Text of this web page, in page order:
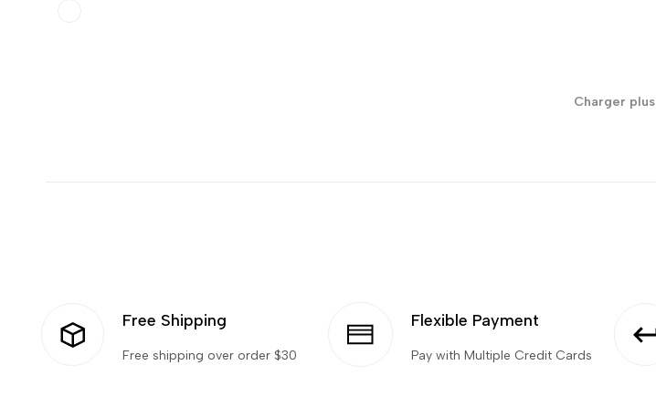
Charger plus
Free Shipping
Free shipping over order $30
Flexible Payment
Pay with Multiple Credit Cards